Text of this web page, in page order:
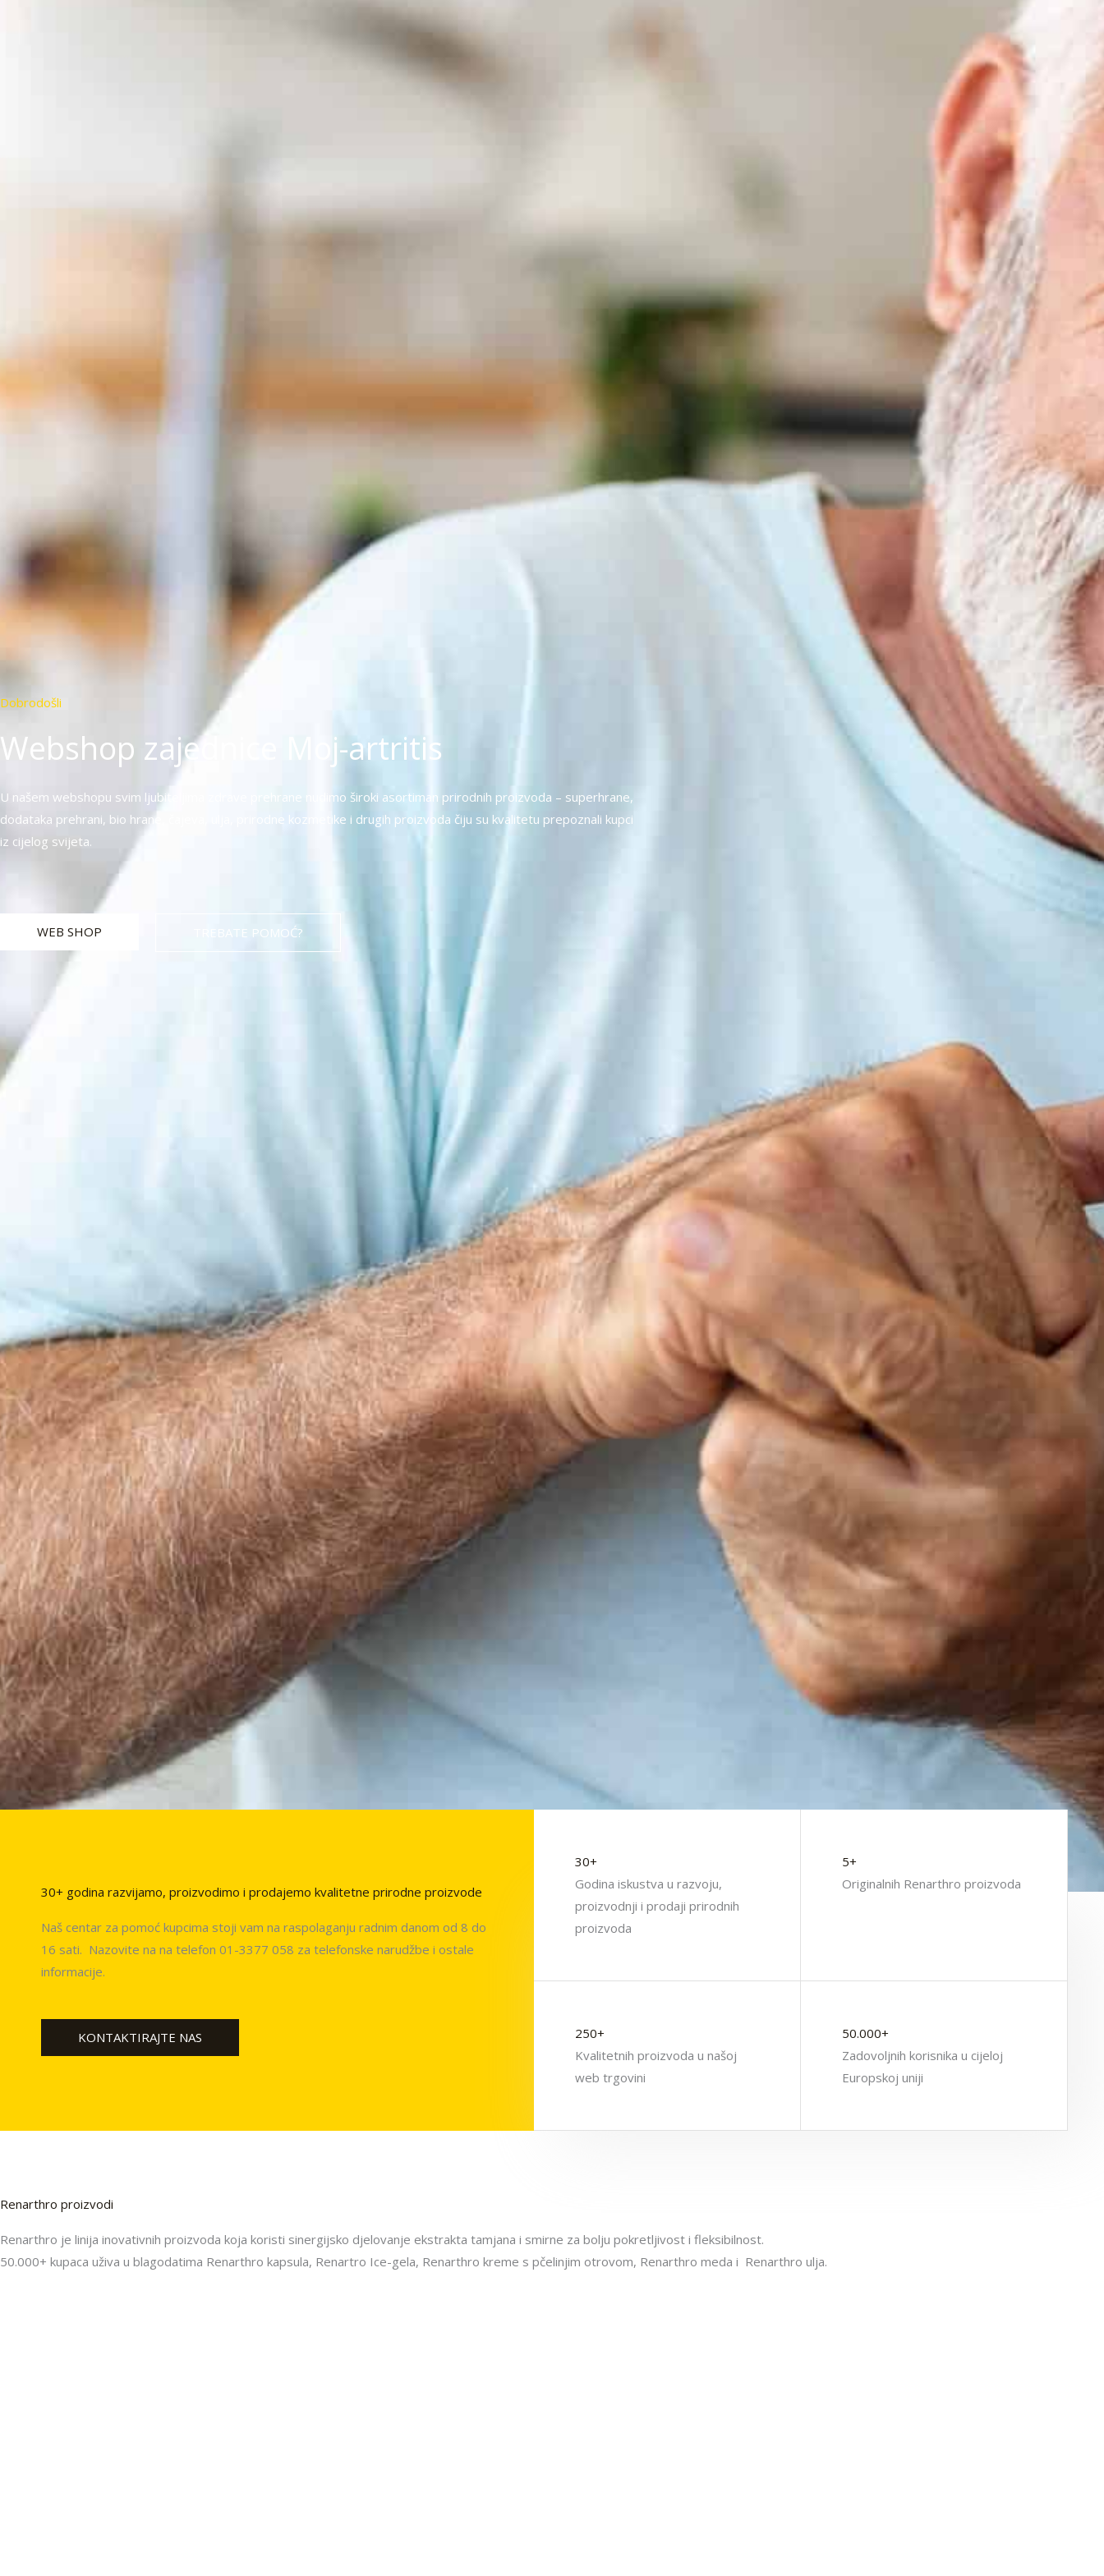
Dobrodošli
Webshop zajednice Moj-artritis
U našem webshopu svim ljubiteljima zdrave prehrane nudimo široki asortiman prirodnih proizvoda – superhrane,
dodataka prehrani, bio hrane, čajeva, ulja, prirodne kozmetike i drugih proizvoda čiju su kvalitetu prepoznali kupci
iz cijelog svijeta.
WEB SHOP TREBATE POMOĆ?
30+ godina razvijamo, proizvodimo i prodajemo kvalitetne prirodne proizvode
Naš centar za pomoć kupcima stoji vam na raspolaganju radnim danom od 8 do
16 sati. Nazovite na na telefon 01-3377 058 za telefonske narudžbe i ostale
informacije.
KONTAKTIRAJTE NAS
30+
Godina iskustva u razvoju,
proizvodnji i prodaji prirodnih
proizvoda
5+
Originalnih Renarthro proizvoda
250+
Kvalitetnih proizvoda u našoj
web trgovini
50.000+
Zadovoljnih korisnika u cijeloj
Europskoj uniji
Renarthro proizvodi
Renarthro je linija inovativnih proizvoda koja koristi sinergijsko djelovanje ekstrakta tamjana i smirne za bolju pokretljivost i fleksibilnost.
50.000+ kupaca uživa u blagodatima Renarthro kapsula, Renartro Ice-gela, Renarthro kreme s pčelinjim otrovom, Renarthro meda i Renarthro ulja.